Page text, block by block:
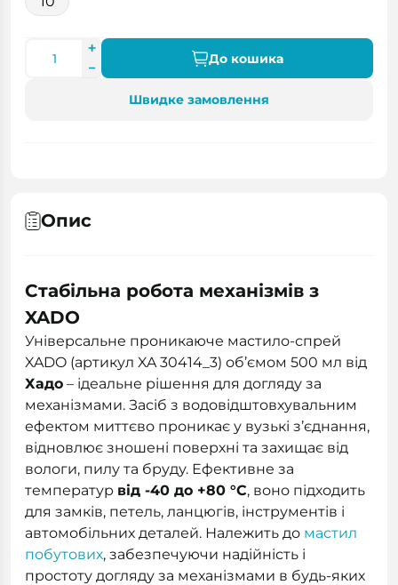
До кошика
Швидке замовлення
Опис
Стабільна робота механізмів з
XADO
Універсальне проникаюче мастило-спрей
XADO (артикул XA 30414_3) об’ємом 500 мл від
Хадо – ідеальне рішення для догляду за
механізмами. Засіб з водовідштовхувальним
ефектом миттєво проникає у вузькі з’єднання,
відновлює зношені поверхні та захищає від
вологи, пилу та бруду. Ефективне за
температур від -40 до +80 °С, воно підходить
для замків, петель, ланцюгів, інструментів і
автомобільних деталей. Належить до мастил
побутових, забезпечуючи надійність і
простоту догляду за механізмами в будь-яких